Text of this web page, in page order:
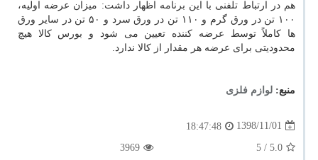
هم در ارتباط تلفنی با این برنامه اظهار داشت: میزان عرضه اولیه،
۱۰۰ تن در ورق گرم و ۱۱۰ تن در ورق سرد و ۵۰ تن در سایر ورق
ها كاملاً توسط عرضه كننده تعیین می شود و بورس كالا هیچ
محدودیتی برای عرضه هر مقدار از كالا ندارد.
منبع: لوازم فلزی
1398/11/01
18:47:48
5.0
/ 5
3969